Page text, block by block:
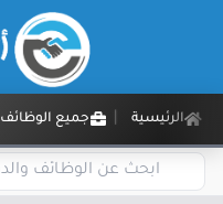
الرئيسية جميع الوظائف